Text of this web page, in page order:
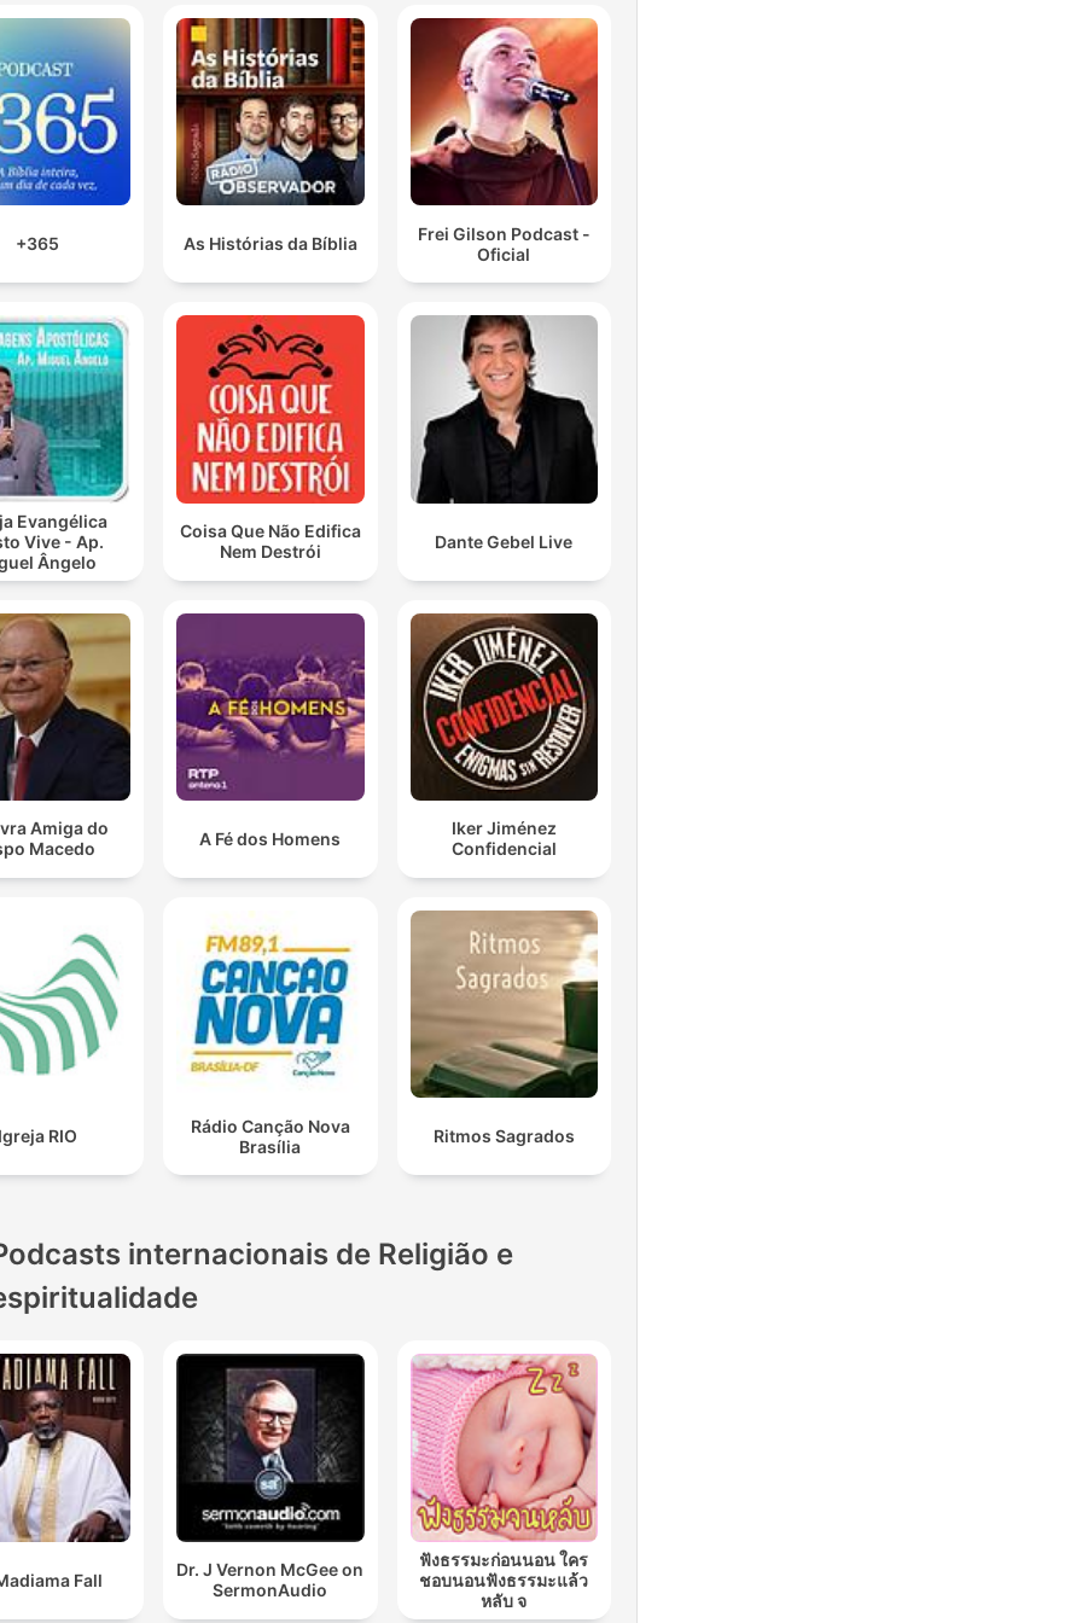
00:03:26 · El presentador comparte su testimonio personal sobre
la importancia del conocimiento de Dios en tiempos difíciles.
Ni las aves del cielo no siembran, no cosechan ni
almacenan en graneros. Sin embargo, el Dios creador
las alimenta.
constante de Dios hacia sus hijos.
Cómo no voy a creer si puedo verte en cada cosa, tú
caminas conmigo donde quiera que yo voy.
00:05:54 · Un momento de adoración y reconocimiento de la
presencia constante de Dios en la vida cotidiana.
+365 As Histórias da Bíblia
Frei Gilson Podcast -
Oficial
Evangélica
Vive - Ap.
Ângelo
Coisa Que Não Edifica
Nem Destrói
Dante Gebel Live
Amiga do
Macedo
A Fé dos Homens
Iker Jiménez
Confidencial
RIO
Rádio Canção Nova
Brasília
Ritmos Sagrados
internacionais de Religião e
Fall
Dr. J Vernon McGee on
SermonAudio
ฟังธรรมะก่อนนอน ใคร
ชอบนอนฟังธรรมะแล้ว
หลับ จ